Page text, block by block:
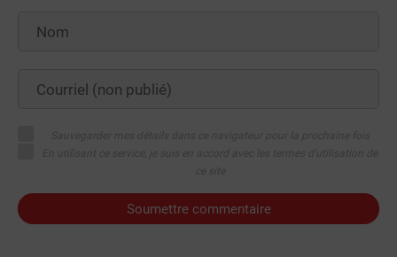
Soumettre commentaire